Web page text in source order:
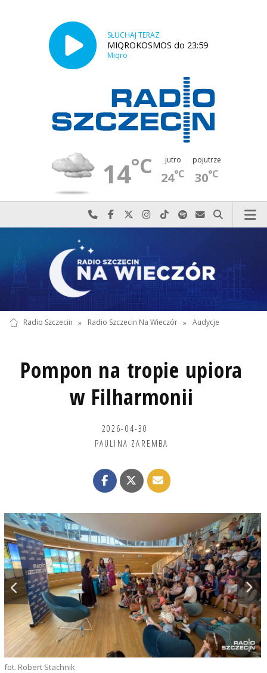
SŁUCHAJ TERAZ
MIQROKOSMOS do 23:59
Miqro
14°C jutro
24°C
pojutrze
30°C
Najlepiej po prostu do nas zadzwoń
Odwiedź nas na Facebook-u
Odwiedź nas na X
Odwiedź nas na Instagram-ie
Odwiedź nas na TikTok-u
Szukaj nas na Spotify
Wyślij do nas
Szukaj
Radio Szczecin » Radio Szczecin Na Wieczór » Audycje
Pompon na tropie upiora
w Filharmonii
2026-04-30
PAULINA ZAREMBA
fot. Robert Stachnik